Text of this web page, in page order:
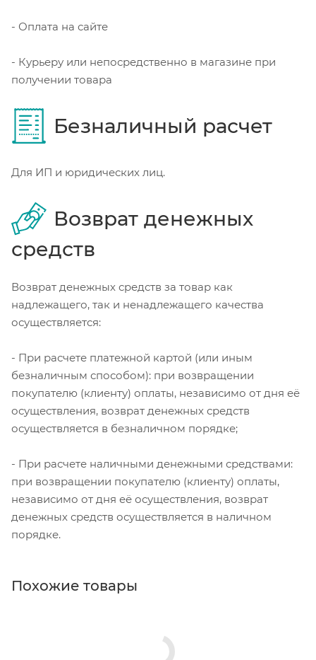
- Оплата на сайте
- Курьеру или непосредственно в магазине при
получении товара
Безналичный расчет
Для ИП и юридических лиц.
Возврат денежных
средств
Возврат денежных средств за товар как
надлежащего, так и ненадлежащего качества
осуществляется:
- При расчете платежной картой (или иным
безналичным способом): при возвращении
покупателю (клиенту) оплаты, независимо от дня её
осуществления, возврат денежных средств
осуществляется в безналичном порядке;
- При расчете наличными денежными средствами:
при возвращении покупателю (клиенту) оплаты,
независимо от дня её осуществления, возврат
денежных средств осуществляется в наличном
порядке.
Похожие товары